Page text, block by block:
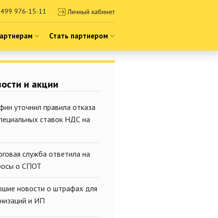
976-15-11 Личный кабинет
Стать партнером
и акции
уточнил правила отказа
ставок НДС на
служба ответила на
о СПОТ
новости о штрафах для
и ИП